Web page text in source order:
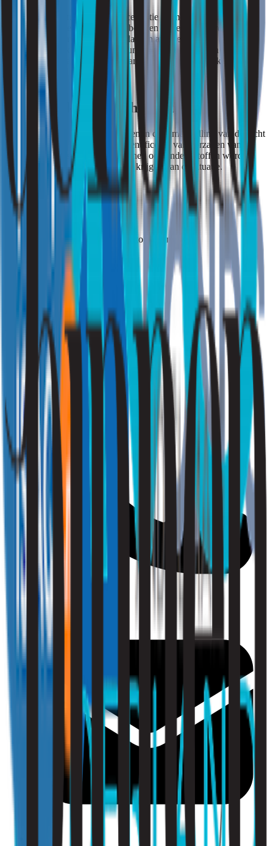
Met meetapparatuur kan de concentratie ammoniak in de lucht
worden vastgesteld. Dit helpt te bepalen of de geur wordt
veroorzaakt door ammoniak of dat een andere bron
verantwoordelijk is. Metingen kunnen vooral nuttig zijn als er
klachten zijn of als de oorzaak van de geur niet duidelijk is.
Onderzoek naar luchtkwaliteit
Luchtonderzoek kan inzicht bieden in de samenstelling van de lucht
in een ruimte en helpen bij het identificeren van oorzaken van
geurhinder. Naast ammoniak kunnen ook andere stoffen worden
gemeten om een volledig beeld te krijgen van de situatie.
Hulp nodig?
Druk op de button die voor u van toepassing is.
Ik ben particulier
Ik ben zakelijk
Vraag een offerte aan
010 - 220 34 99